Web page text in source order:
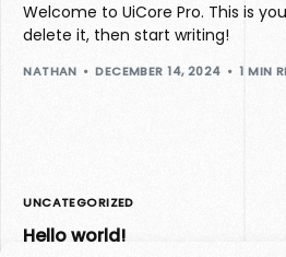
Welcome to UiCore Pro. This is
delete it, then start writing!
NATHAN DECEMBER 14, 2024 1 MIN
UNCATEGORIZED
Hello world!